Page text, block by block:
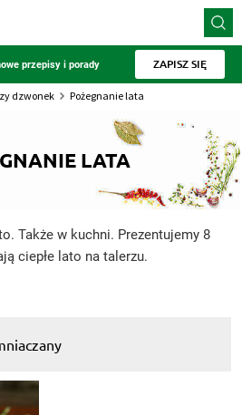
przepisy i porady ZAPISZ SIĘ
dzwonek Pożegnanie lata
LATA
Także w kuchni. Prezentujemy 8
ciepłe lato na talerzu.